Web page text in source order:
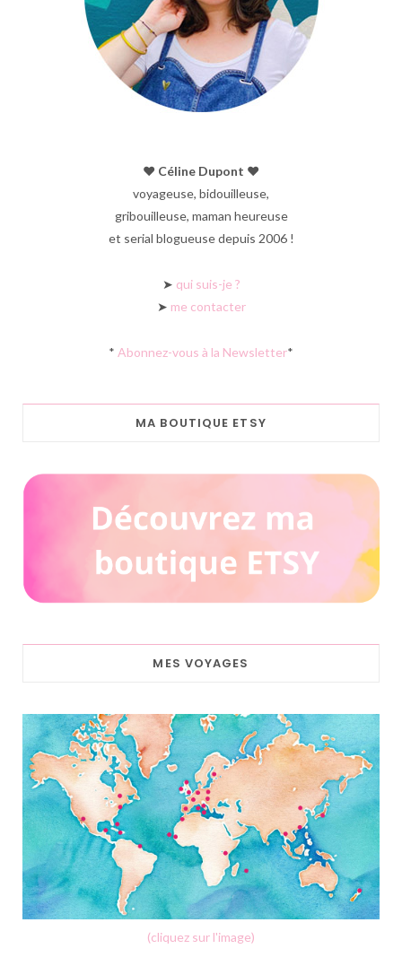
♥︎ Céline Dupont ♥︎
voyageuse, bidouilleuse,
gribouilleuse, maman heureuse
et serial blogueuse depuis 2006 !
➤ qui suis-je ?
➤ me contacter
* Abonnez-vous à la Newsletter*
MA BOUTIQUE ETSY
MES VOYAGES
(cliquez sur l'image)